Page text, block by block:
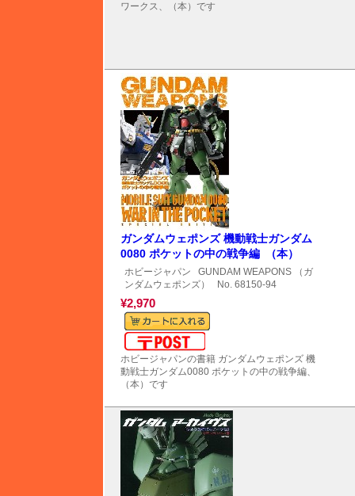
ワークス、（本）です
ガンダムウェポンズ 機動戦士ガンダム
0080 ポケットの中の戦争編 （本）
ホビージャパン
GUNDAM WEAPONS （ガ
ンダムウェポンズ）
No. 68150-94
¥2,970
ホビージャパンの書籍 ガンダムウェポンズ 機
動戦士ガンダム0080 ポケットの中の戦争編、
（本）です